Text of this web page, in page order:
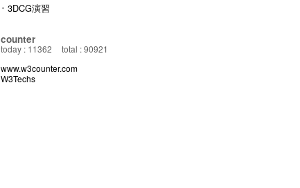
3DCG演習
counter
today : 11362
total : 90921
www.w3counter.com
W3Techs